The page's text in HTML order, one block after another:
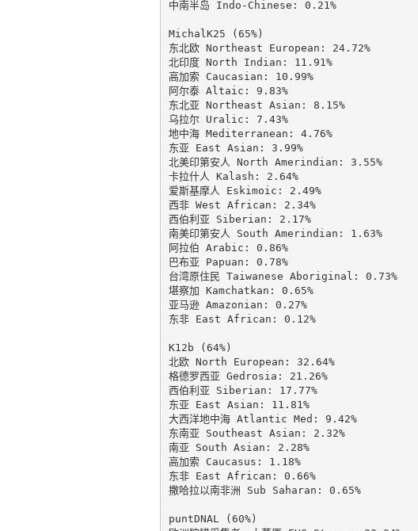
中南半岛 Indo-Chinese: 0.21%
MichalK25 (65%)
东北欧 Northeast European: 24.72%
北印度 North Indian: 11.91%
高加索 Caucasian: 10.99%
阿尔泰 Altaic: 9.83%
东北亚 Northeast Asian: 8.15%
乌拉尔 Uralic: 7.43%
地中海 Mediterranean: 4.76%
东亚 East Asian: 3.99%
北美印第安人 North Amerindian: 3.55%
卡拉什人 Kalash: 2.64%
爱斯基摩人 Eskimoic: 2.49%
西非 West African: 2.34%
西伯利亚 Siberian: 2.17%
南美印第安人 South Amerindian: 1.63%
阿拉伯 Arabic: 0.86%
巴布亚 Papuan: 0.78%
台湾原住民 Taiwanese Aboriginal: 0.73%
堪察加 Kamchatkan: 0.65%
亚马逊 Amazonian: 0.27%
东非 East African: 0.12%
K12b (64%)
北欧 North European: 32.64%
格德罗西亚 Gedrosia: 21.26%
西伯利亚 Siberian: 17.77%
东亚 East Asian: 11.81%
大西洋地中海 Atlantic Med: 9.42%
东南亚 Southeast Asian: 2.32%
南亚 South Asian: 2.28%
高加索 Caucasus: 1.18%
东非 East African: 0.66%
撒哈拉以南非洲 Sub Saharan: 0.65%
puntDNAL (60%)